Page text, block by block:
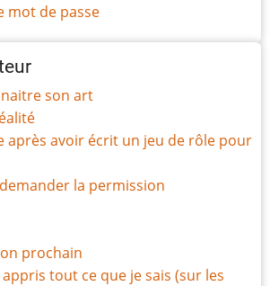
mot de passe
son art
après avoir écrit un jeu de rôle pour
la permission
prochain
appris tout ce que je sais (sur les